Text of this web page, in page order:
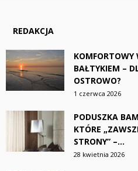
REDAKCJA
KOMFORTOWY
BAŁTYKIEM –
OSTROWO?
1 czerwca 2026
PODUSZKA
KTÓRE
STRONY” –...
28 kwietnia 2026